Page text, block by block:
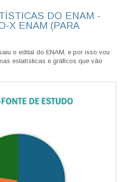
DO ENAM -
X ENAM (PARA
o edital do ENAM, e por isso vou
estatísticas e gráficos que vão